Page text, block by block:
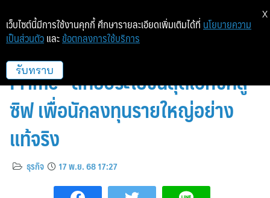
Webull ประกาศเปิดตัว “Webull
Prime” สิทธิประโยชน์สุดเอกซ์คลู
ซิฟ เพื่อนักลงทุนรายใหญ่อย่าง
แท้จริง
ธุรกิจ 17 พ.ย. 68 17:27
เว็บไซต์นี้มีการใช้งานคุกกี้ ศึกษารายละเอียดเพิ่มเติมได้ที่ นโยบายความ
เป็นส่วนตัว และ ข้อตกลงการใช้บริการ
รับทราบ
X